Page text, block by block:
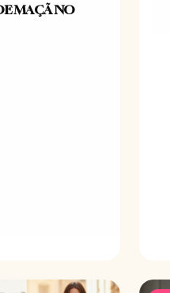
MAÇÃ NO